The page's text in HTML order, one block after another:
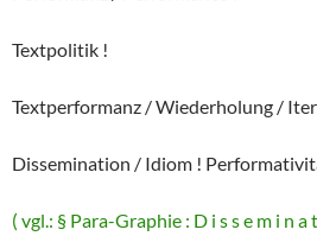
Textpolitik !
Textperformanz / Wiederholung /
Dissemination / Idiom !
( vgl.: § Para-Graphie : D i s s e m i n